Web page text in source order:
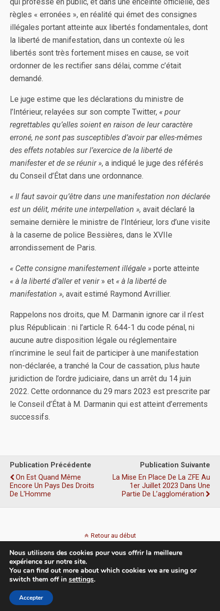
règles « erronées », en réalité qui émet des consignes
illégales portant atteinte aux libertés fondamentales, dont
la liberté de manifestation, dans un contexte où les
libertés sont très fortement mises en cause, se voit
ordonner de les rectifier sans délai, comme c’était
demandé.
Le juge estime que les déclarations du ministre de
l’Intérieur, relayées sur son compte Twitter, « pour
regrettables qu’elles soient en raison de leur caractère
erroné, ne sont pas susceptibles d’avoir par elles-mêmes
des effets notables sur l’exercice de la liberté de
manifester et de se réunir », a indiqué le juge des référés
du Conseil d’État dans une ordonnance.
« Il faut savoir qu’être dans une manifestation non déclarée
est un délit, mérite une interpellation », avait déclaré la
semaine dernière le ministre de l’Intérieur, lors d’une visite
à la caserne de police Bessières, dans le XVIIe
arrondissement de Paris.
« Cette consigne manifestement illégale » porte atteinte
« à la liberté d’aller et venir» et « à la liberté de
manifestation », avait estimé Raymond Avrillier.
Rappelons nos droits, que M. Darmanin ignore car il n’est
plus Républicain : ni l’article R. 644-1 du code pénal, ni
aucune autre disposition légale ou réglementaire
n’incrimine le seul fait de participer à une manifestation
non-déclarée, a tranché la Cour de cassation, plus haute
juridiction de l’ordre judiciaire, dans un arrêt du 14 juin
2022. Cette ordonnance du 29 mars 2023 est prescrite par
le Conseil d’État à M. Darmanin qui est atteint d’errements
successifs.
Publication Précédente
On Est Quand Même
Encore Un Pays Des Droits
De L'Homme
Publication Suivante
La Mise En Place De La ZFE Au
1er Juillet 2023 Dans Une
Partie De L’agglomération
Retour au début
Mobile
Nous utilisons des cookies pour vous offrir la meilleure
expérience sur notre site.
You can find out more about which cookies we are using or
switch them off in settings.
Accepter